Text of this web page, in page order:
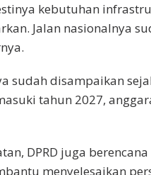
kebutuhan
Jalan nasionalnya
sudah disampaikan
tahun 2027,
DPRD juga
menyelesaikan